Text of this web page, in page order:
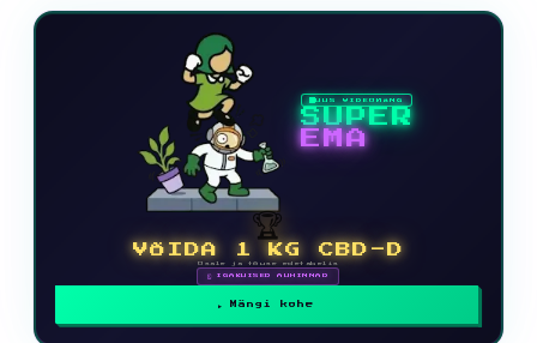
UUS VIDEOMÄNG
SUPER
EMA
🏆
VÕIDA 1 KG CBD-D
Osale ja tõuse edetabelis
🗓 IGAKUISED AUHINNAD
Mängi kohe